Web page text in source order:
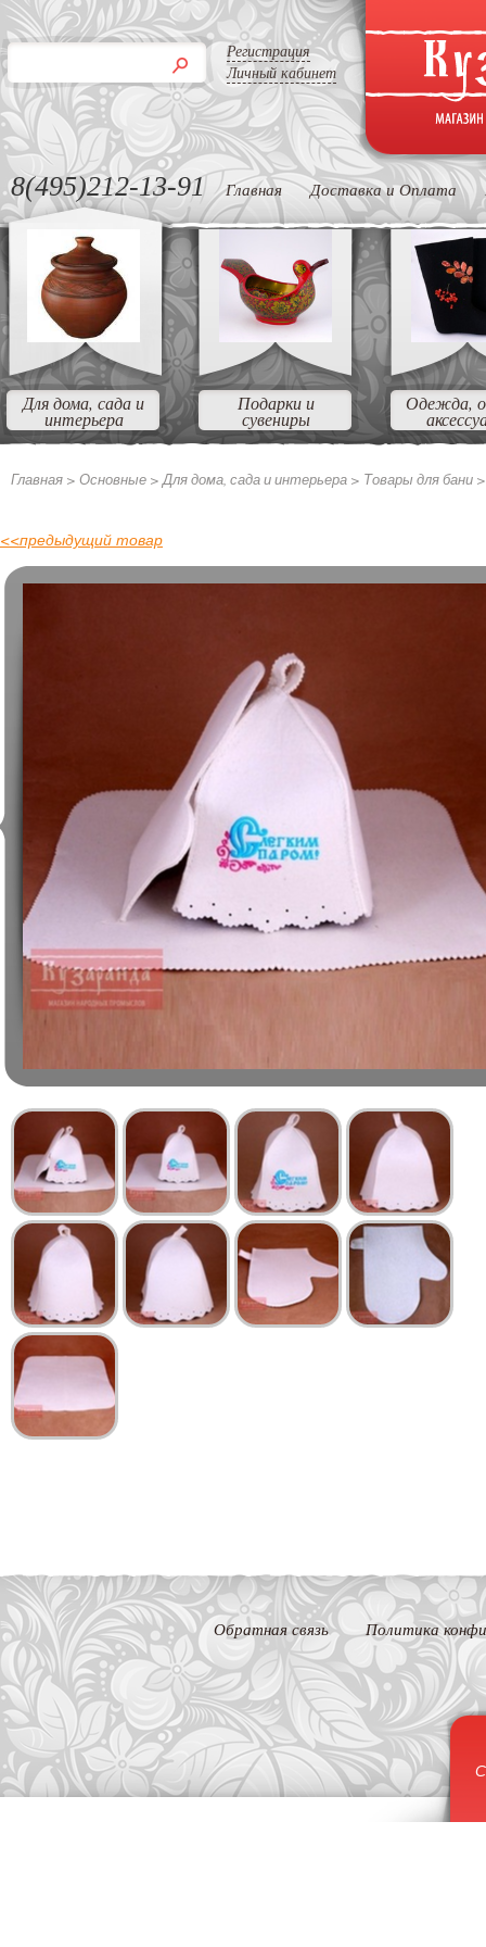
Регистрация
Личный кабинет
8(495)212-13-91 Главная Доставка и Оплата
Для дома, сада и
интерьера
Подарки и
сувениры
Одежда,
Главная > Основные >Для дома, сада и интерьера > Товары для бани
<<предыдущий товар
Обратная связь Политика